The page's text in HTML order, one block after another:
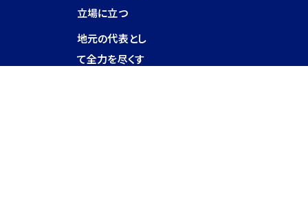
立場に立つ
地元の代表とし
て全力を尽くす